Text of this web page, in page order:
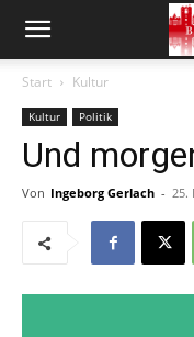
Start Kultur
Kultur Politik
Und
Von Ingeborg Gerlach - 25.